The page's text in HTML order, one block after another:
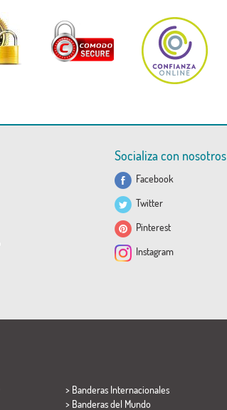
Socializa con nosotros
Facebook
Twitter
Pinterest
Instagram
> Banderas Internacionales
> Banderas del Mundo